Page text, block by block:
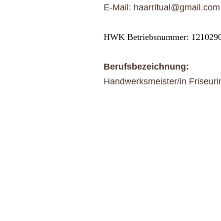
E-Mail: haarritual@gmail.com
HWK Betriebsnummer:
Berufsbezeichnung:
Handwerksmeister/in